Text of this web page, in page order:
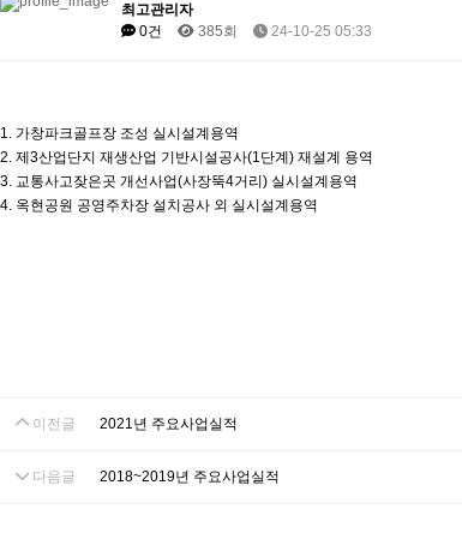
최고관리자
0건
385회 24-10-25 05:33
1. 가창파크골프장 조성 실시설계용역
2. 제3산업단지 재생산업 기반시설공사(1단계) 재설계 용역
3. 교통사고잦은곳 개선사업(사장뚝4거리) 실시설계용역
4. 옥현공원 공영주차장 설치공사 외 실시설계용역
이전글 2021년 주요사업실적
다음글 2018~2019년 주요사업실적